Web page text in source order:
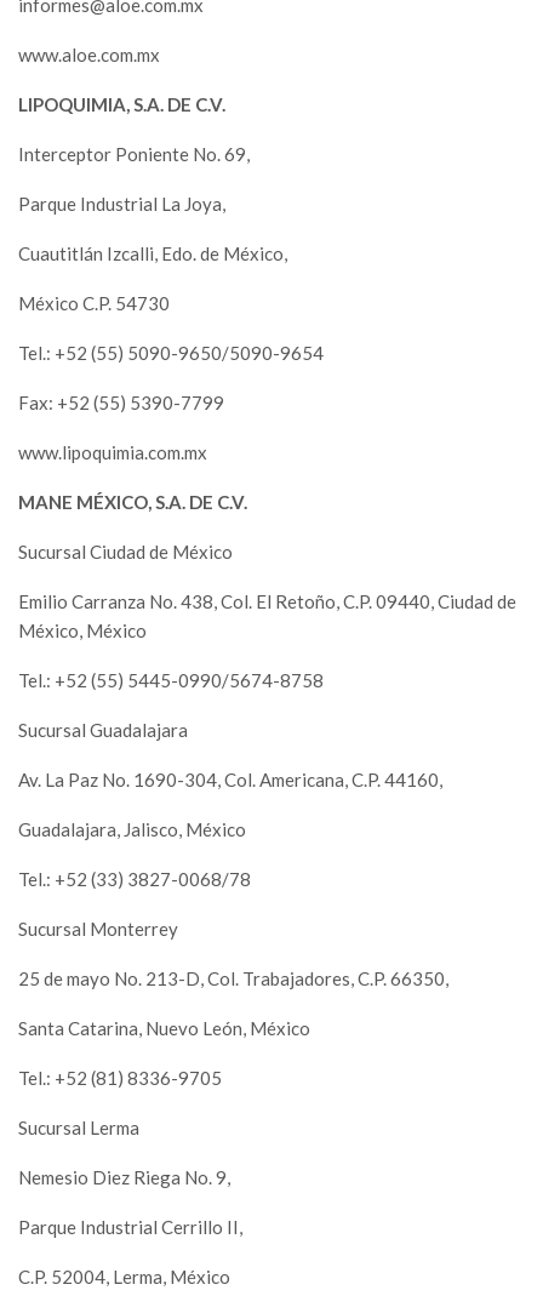
informes@aloe.com.mx
www.aloe.com.mx
LIPOQUIMIA, S.A. DE C.V.
Interceptor Poniente No. 69,
Parque Industrial La Joya,
Cuautitlán Izcalli, Edo. de México,
México C.P. 54730
Tel.: +52 (55) 5090-9650/5090-9654
Fax: +52 (55) 5390-7799
www.lipoquimia.com.mx
MANE MÉXICO, S.A. DE C.V.
Sucursal Ciudad de México
Emilio Carranza No. 438, Col. El Retoño, C.P. 09440, Ciudad de
México, México
Tel.: +52 (55) 5445-0990/5674-8758
Sucursal Guadalajara
Av. La Paz No. 1690-304, Col. Americana, C.P. 44160,
Guadalajara, Jalisco, México
Tel.: +52 (33) 3827-0068/78
Sucursal Monterrey
25 de mayo No. 213-D, Col. Trabajadores, C.P. 66350,
Santa Catarina, Nuevo León, México
Tel.: +52 (81) 8336-9705
Sucursal Lerma
Nemesio Diez Riega No. 9,
Parque Industrial Cerrillo II,
C.P. 52004, Lerma, México